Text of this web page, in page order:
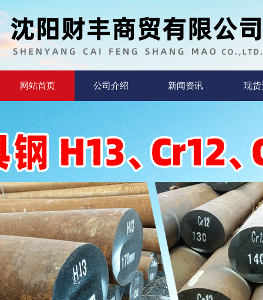
网站首页 公司介绍 新闻资讯 现货